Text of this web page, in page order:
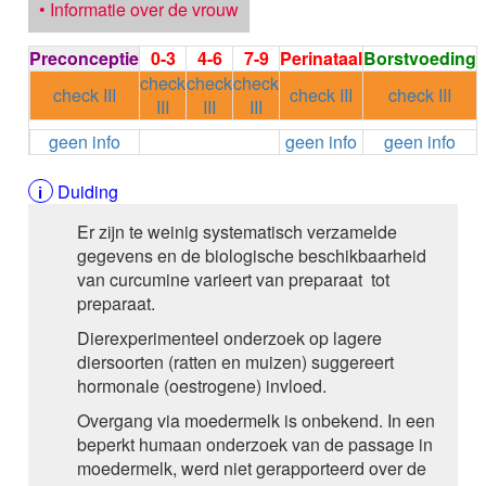
LAVENDEL bloem, vluc htige olie
LAVANDULA angustifolia
LINDE ssp, gedroogde bloeiwijzen IG
(TILIA cordata - winterlinde
TILIA platyphyllos - zomerlinde)
LINDESPINT, nebulisa at
TILIA ssp TILIA platyphyllos Scop. / TILIA cordata Mill.
L - Lindespint
MARIADISTEL zaden, g estandaardiseerd ext ract IG
Silybum marianum L. Gaertn
MEIDOORN eenstijlige , pdr en extract
Craetagus monogyna
OGENTROOST kruid in bloei, verdunde extr acten
PASSIEBLOEM bovengro ndse delen, ethanoli sch
extract IG
Passiflora incarnata L.
PEPERMUNT blad, vluc htige olie IG
Mentha x piperita L. aetheroleum
RABARBER wortel, eth anolisch extract UG
• Informatie over de vrouw
Preconceptie 0-3 4-6 7-9 PerinataalBorstvoeding
check III
check
III
check
III
check
III
check III
check III
geen info
geen info
geen info
Duiding
Er zijn te weinig systematisch verzamelde
gegevens en de biologische beschikbaarheid
van curcumine varieert van preparaat tot
preparaat.
Dierexperimenteel onderzoek op lagere
diersoorten (ratten en muizen) suggereert
hormonale (oestrogene) invloed.
Overgang via moedermelk is onbekend. In een
beperkt humaan onderzoek van de passage in
moedermelk, werd niet gerapporteerd over de